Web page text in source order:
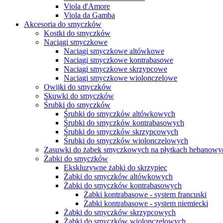
Viola d'Amore
Viola da Gamba
Akcesoria do smyczków
Kostki do smyczków
Naciągi smyczkowe
Naciągi smyczkowe altówkowe
Naciągi smyczkowe kontrabasowe
Naciągi smyczkowe skrzypcowe
Naciągi smyczkowe wiolonczelowe
Owijki do smyczków
Skuwki do smyczków
Śrubki do smyczków
Śrubki do smyczków altówkowych
Śrubki do smyczków kontrabasowych
Śrubki do smyczków skrzypcowych
Śrubki do smyczków wiolonczelowych
Zasuwki do żabek smyczkowych na płytkach
Żabki do smyczków
Ekskluzywne żabki do skrzypiec
Żabki do smyczków altówkowych
Żabki do smyczków kontrabasowych
Żabki kontrabasowe - system francuski
Żabki kontrabasowe - system niemiecki
Żabki do smyczków skrzypcowych
Żabki do smyczków wiolonczelowych